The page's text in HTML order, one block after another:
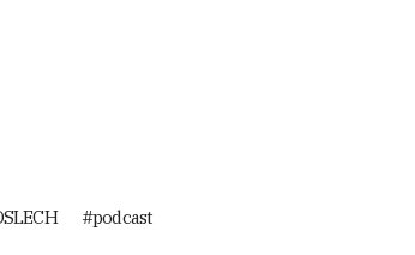
podcast